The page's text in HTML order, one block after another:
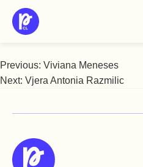
Saltar
Viviana Romero
Navegación
entradas
Previous: Viviana Meneses
Next: Vjera Antonia Razmilic